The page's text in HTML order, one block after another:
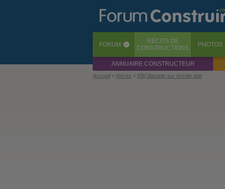
FORUM ‹ RÉCITS DE
CONSTRUCTIONS
PHOTOS
ANNUAIRE CONSTRUCTEUR
Accueil Récits [06] Bastide sur terrain plat